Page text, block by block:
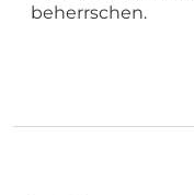
beherrschen.